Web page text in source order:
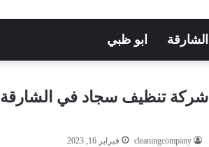
الشارقة ابو ظبي
شركة تنظيف سجاد في الشارقة
cleaningcompany فبراير 16, 2023